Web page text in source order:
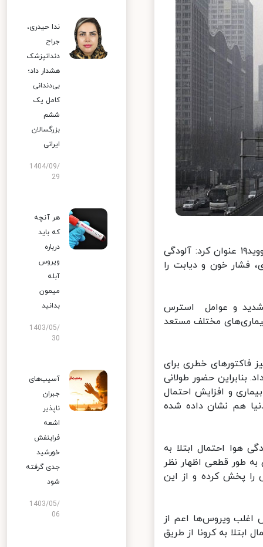
محمدرضا رئوفی در خصوص پرسشی مبنی بر تاثیر آلودگی هوا بر بیماری کووید۱۹ عنوان کرد: آلودگی
فشار خون و دیابت را
و عوامل استرس
مختلف مستعد
خطری برای
بنابراین حضور طولانی
و افزایش احتمال
هم نشان داده شده
احتمال ابتلا به
طور قطعی اظهار نظر
پخش کرده و از این
ویروس‌ها اعم از
به کرونا از طریق
ندا حیدری،
جراح
دندانپزشک
هشدار داد؛
بی‌دندانی
کامل یک
ششم
بزرگسالان
ایرانی
1404/09/
29
هر آنچه
که باید
درباره
ویروس
آبله
میمون
بدانید
1403/05/
30
آسیب‌های
جبران
ناپذیر
اشعه
فرابنفش
خورشید
جدی گرفته
شود
1403/05/
06